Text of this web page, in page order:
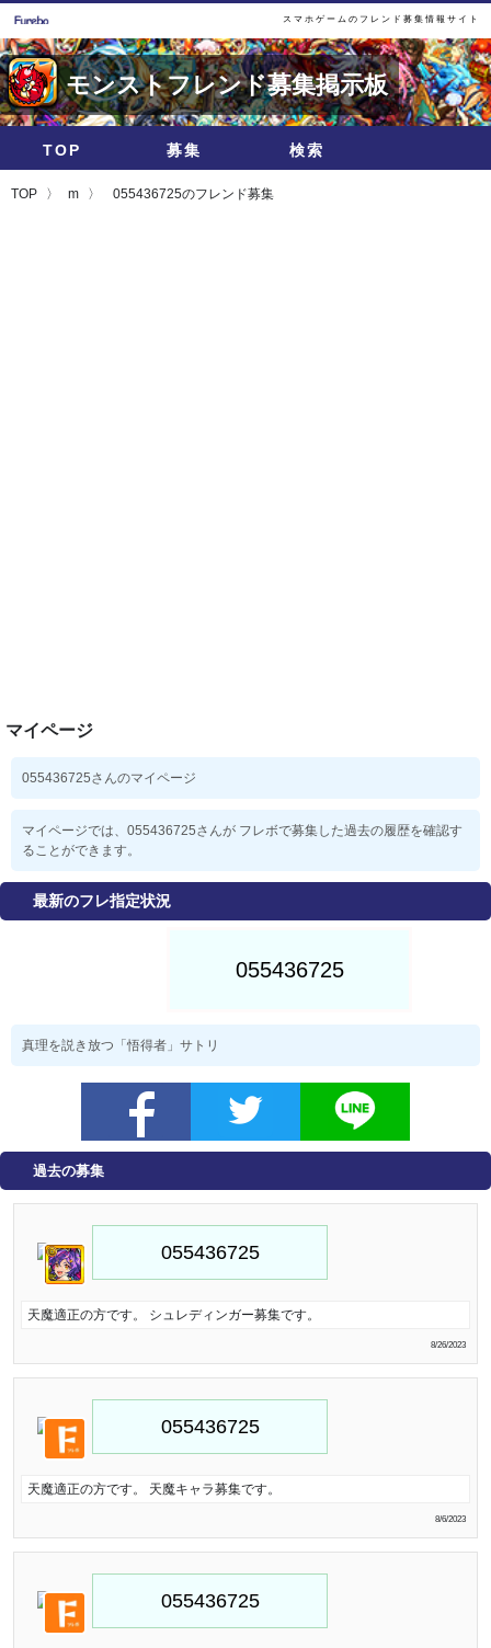
スマホゲームのフレンド募集情報サイト
モンストフレンド募集掲示板
TOP 募集 検索
TOP m 055436725のフレンド募集
マイページ
055436725さんのマイページ
マイページでは、055436725さんが フレボで募集した過去の履歴を確認す
ることができます。
最新のフレ指定状況
真理を説き放つ「悟得者」サトリ
過去の募集
天魔適正の方です。 シュレディンガー募集です。
8/26/2023
天魔適正の方です。 天魔キャラ募集です。
8/6/2023